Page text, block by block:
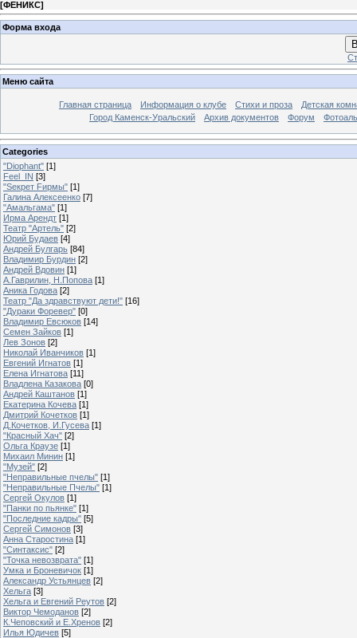
[ФЕНИКС]
Форма входа
Меню сайта
Главная страница Информация о клубе Стихи и проза
Детская
Город Каменск-Уральский
Архив документов Форум
Categories
"Diophant" [1]
Feel_IN [3]
"Sекрет Fирмы" [1]
Галина Алексеенко [7]
"Амальгама" [1]
Ирма Арендт [1]
Театр "Артель" [2]
Юрий Будаев [4]
Андрей Булгарь [84]
Владимир Бурдин [2]
Андрей Вдовин [1]
А.Гаврилин, Н.Попова [1]
Аника Годова [2]
Театр "Да здравствуют дети!" [16]
"Дураки Форевер" [0]
Владимир Евсюков [14]
Семен Зайков [1]
Лев Зонов [2]
Николай Иванчиков [1]
Евгений Игнатов [1]
Елена Игнатова [11]
Владлена Казакова [0]
Андрей Каштанов [1]
Екатерина Кочева [1]
Дмитрий Кочетков [1]
Д.Кочетков, И.Гусева [1]
"Красный Хач" [2]
Ольга Краузе [1]
Михаил Минин [1]
"Музей" [2]
"Неправильные пчелы" [1]
"Неправильные Пчелы" [1]
Сергей Окулов [1]
"Панки по пьянке" [1]
"Последние кадры" [5]
Сергей Симонов [3]
Анна Старостина [1]
"Синтаксис" [2]
"Точка невозврата" [1]
Умка и Броневичок [1]
Александр Устьянцев [2]
Хельга [3]
Хельга и Евгений Реутов [2]
Виктор Чемоданов [2]
К.Чеповский и Е.Хренов [2]
Илья Юдичев [5]